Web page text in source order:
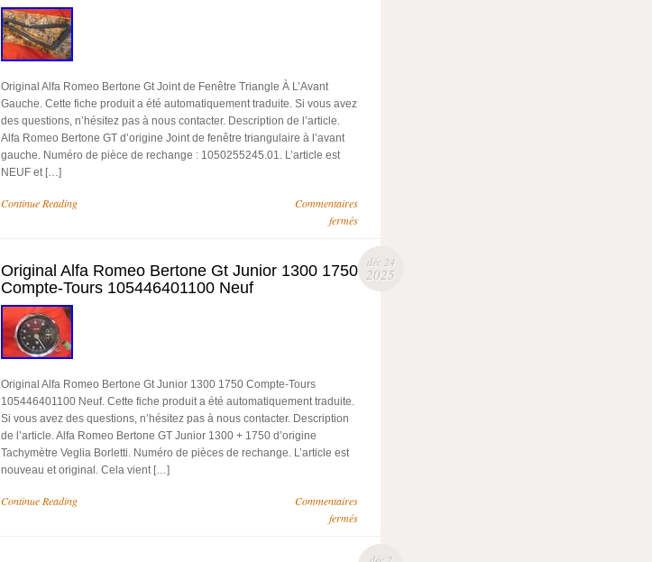
Original Alfa Romeo Bertone Gt Joint de Fenêtre Triangle À L’Avant
Gauche. Cette fiche produit a été automatiquement traduite. Si vous avez
des questions, n’hésitez pas à nous contacter. Description de l’article.
Alfa Romeo Bertone GT d’origine Joint de fenêtre triangulaire à l’avant
gauche. Numéro de pièce de rechange : 1050255245.01. L’article est
NEUF et […]
Continue Reading
Commentaires
fermés
déc 24
2025
Original Alfa Romeo Bertone Gt Junior 1300 1750
Compte-Tours 105446401100 Neuf
Original Alfa Romeo Bertone Gt Junior 1300 1750 Compte-Tours
105446401100 Neuf. Cette fiche produit a été automatiquement traduite.
Si vous avez des questions, n’hésitez pas à nous contacter. Description
de l’article. Alfa Romeo Bertone GT Junior 1300 + 1750 d’origine
Tachymètre Veglia Borletti. Numéro de pièces de rechange. L’article est
nouveau et original. Cela vient […]
Continue Reading
Commentaires
fermés